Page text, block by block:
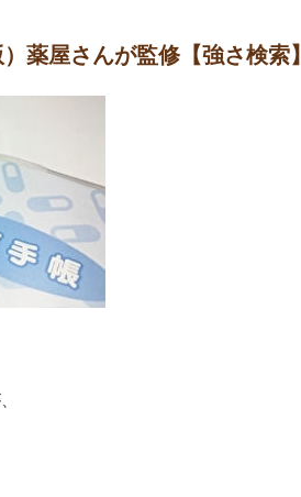
薬屋さんが監修【強さ検索】